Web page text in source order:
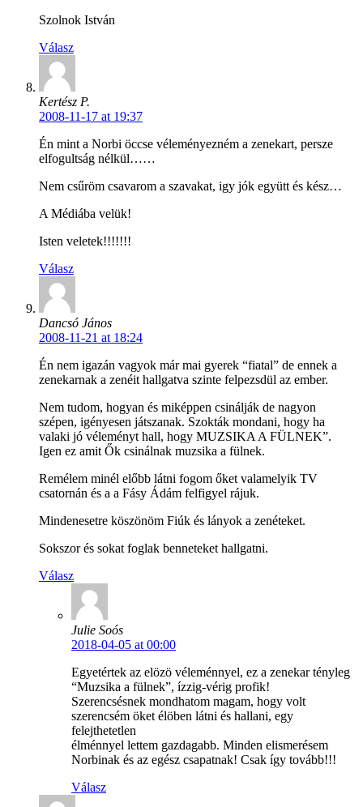
Szolnok István
Válasz
Kertész P.
2008-11-17 at 19:37
Én mint a Norbi öccse véleményezném a zenekart, persze
elfogultság nélkül……
Nem csűröm csavarom a szavakat, igy jók együtt és kész…
A Médiába velük!
Isten veletek!!!!!!!
Válasz
Dancsó János
2008-11-21 at 18:24
Én nem igazán vagyok már mai gyerek “fiatal” de ennek a
zenekarnak a zenéit hallgatva szinte felpezsdül az ember.
Nem tudom, hogyan és miképpen csinálják de nagyon
szépen, igényesen játszanak. Szokták mondani, hogy ha
valaki jó véleményt hall, hogy MUZSIKA A FÜLNEK”.
Igen ez amit Ők csinálnak muzsika a fülnek.
Remélem minél előbb látni fogom őket valamelyik TV
csatornán és a a Fásy Ádám felfigyel rájuk.
Mindenesetre köszönöm Fiúk és lányok a zenéteket.
Sokszor és sokat foglak benneteket hallgatni.
Válasz
Julie Soós
2018-04-05 at 00:00
Egyetértek az elözö véleménnyel, ez a zenekar tényleg
“Muzsika a fülnek”, ízzig-vérig profik!
Szerencsésnek mondhatom magam, hogy volt
szerencsém öket élöben látni és hallani, egy
felejthetetlen
élménnyel lettem gazdagabb. Minden elismerésem
Norbinak és az egész csapatnak! Csak így tovább!!!
Válasz